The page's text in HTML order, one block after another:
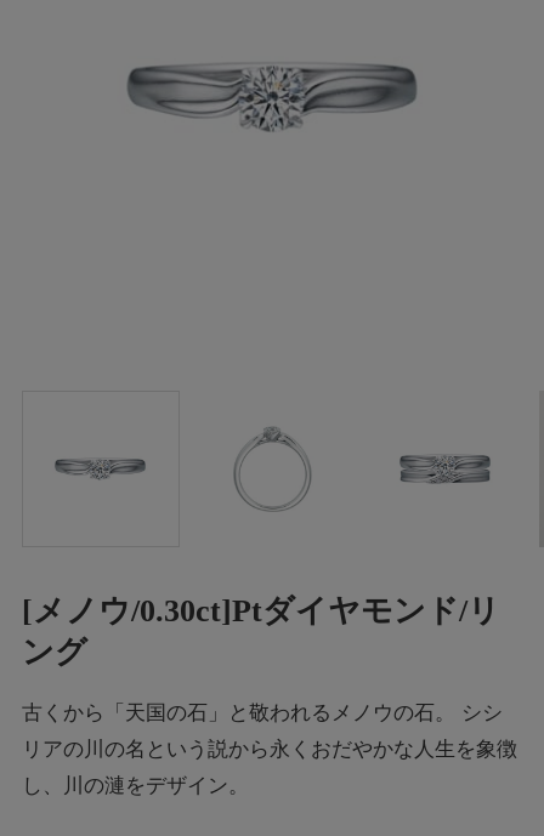
[メノウ/0.30ct]Ptダイヤモンド/リ
ング
古くから「天国の石」と敬われるメノウの石。 シシ
リアの川の名という説から永くおだやかな人生を象徴
し、川の漣をデザイン。